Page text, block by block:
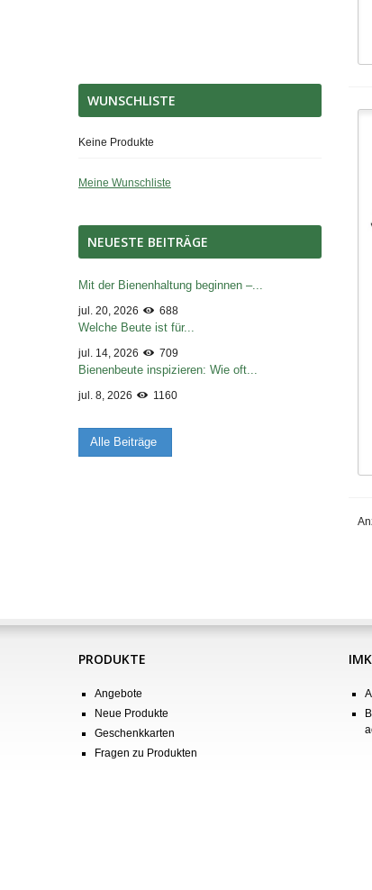
WUNSCHLISTE
Keine Produkte
Meine Wunschliste
NEUESTE BEITRÄGE
Mit der Bienenhaltung beginnen –...
jul. 20, 2026 688
Welche Beute ist für...
jul. 14, 2026 709
Bienenbeute inspizieren: Wie oft...
jul. 8, 2026 1160
Alle Beiträge
PRODUKTE
Angebote
Neue Produkte
Geschenkkarten
Fragen zu Produkten